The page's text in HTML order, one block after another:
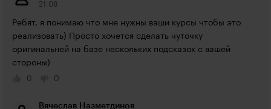
21:08
Ребят, я понимаю что мне нужны ваши курсы чтобы это
реализовать) Просто хочется сделать чуточку
оригинальней на базе нескольких подсказок с вашей
стороны)
0
0
Вячеслав Назметдинов